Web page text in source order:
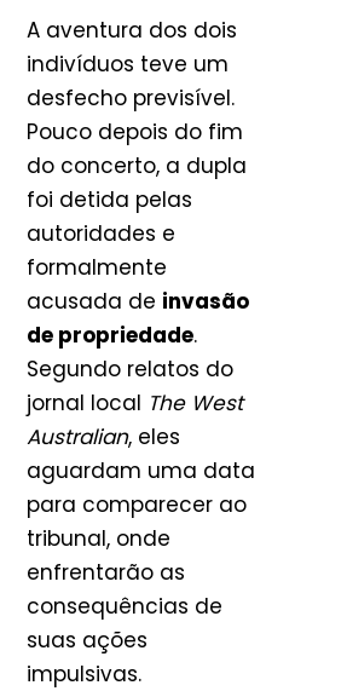
A aventura dos dois
indivíduos teve um
desfecho previsível.
Pouco depois do fim
do concerto, a dupla
foi detida pelas
autoridades e
formalmente
acusada de invasão
de propriedade.
Segundo relatos do
jornal local The West
Australian, eles
aguardam uma data
para comparecer ao
tribunal, onde
enfrentarão as
consequências de
suas ações
impulsivas.